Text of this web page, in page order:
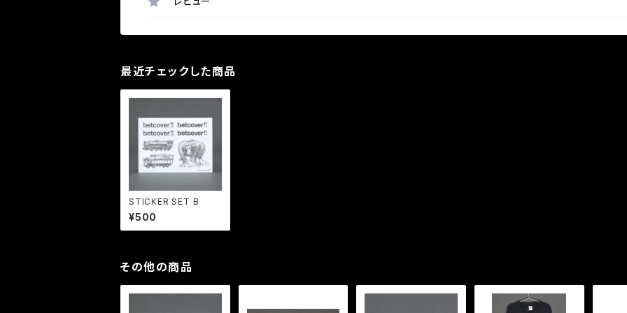
最近チェックした商品
STICKER SET B
¥500
その他の商品